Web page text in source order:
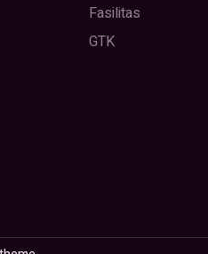
Fasilitas
GTK